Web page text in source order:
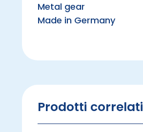
Metal gear
Made in Germany
Prodotti correlati